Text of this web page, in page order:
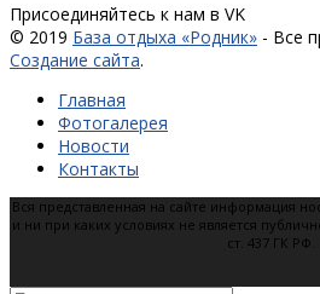
Присоединяйтесь к нам в VK
© 2019 База отдыха «Родник» - Все
Создание сайта.
Главная
Фотогалерея
Новости
Контакты
Вся представленная на сайте информация
и ни при каких условиях не является
ст. 437 ГК РФ.